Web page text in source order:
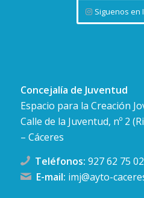
Siguenos en
Concejalía de Juventud
Espacio para la Creación
Calle de la Juventud, nº 2
– Cáceres
Teléfonos: 927 62 75 02
E-mail: imj@ayto-